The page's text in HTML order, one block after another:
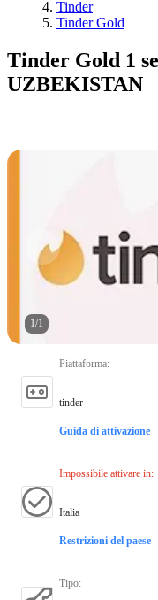
Tinder
Tinder Gold
Tinder Gold 1
UZBEKISTAN
1/1
Piattaforma:
tinder
Guida di attivazione
Impossibile attivare in:
Italia
Restrizioni del paese
Tipo: